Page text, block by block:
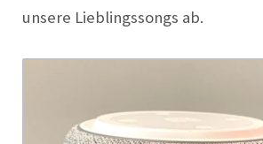
unsere Lieblingssongs ab.